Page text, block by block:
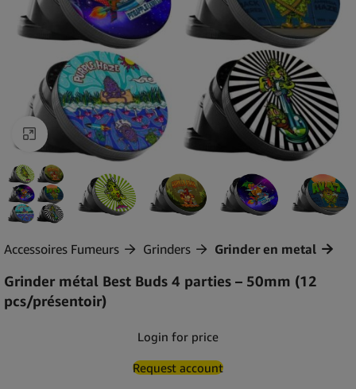
Agrandir
Accessoires Fumeurs Grinders Grinder en metal
Grinder métal Best Buds 4 parties – 50mm (12
pcs/présentoir)
Login for price
Request account